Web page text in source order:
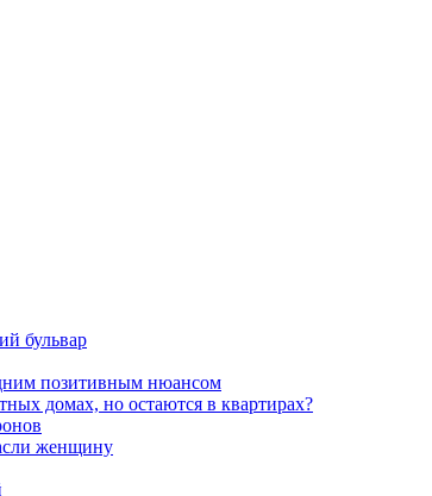
бульвар
позитивным нюансом
домах, но остаются в квартирах?
женщину